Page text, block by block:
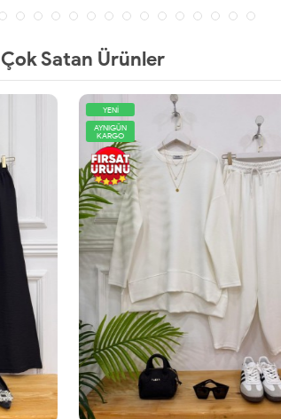
Çok Satan Ürünler
AYNIGÜN
KARGO